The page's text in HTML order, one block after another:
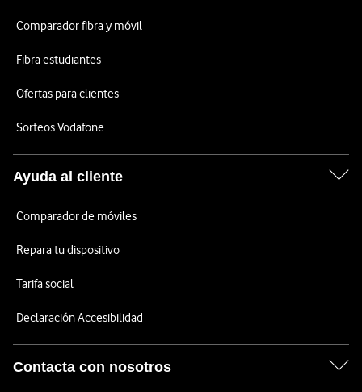
Comparador fibra y móvil
Fibra estudiantes
Ofertas para clientes
Sorteos Vodafone
Ayuda al cliente
Comparador de móviles
Repara tu dispositivo
Tarifa social
Declaración Accesibilidad
Contacta con nosotros